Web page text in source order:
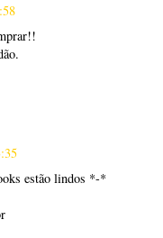
estão lindos *-*